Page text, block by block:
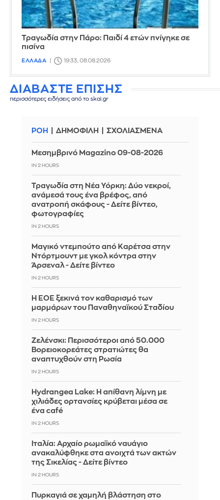
Τραγωδία στην Πάρο: Παιδί 4 ετών πνίγηκε σε
πισίνα
ΕΛΛΑΔΑ 19:33, 08.08.2026
ΔΙΑΒΑΣΤΕ ΕΠΙΣΗΣ
περισσότερες ειδήσεις από το skai.gr
ΡΟΗ ΔΗΜΟΦΙΛΗ ΣΧΟΛΙΑΣΜΕΝΑ
Μεσημβρινό Magazino 09-08-2026
IN 2 HOURS
Τραγωδία στη Νέα Υόρκη: Δύο νεκροί,
ανάμεσά τους ένα βρέφος, από
ανατροπή σκάφους - Δείτε βίντεο,
φωτογραφίες
IN 2 HOURS
Μαγικό ντεμπούτο από Καρέτσα στην
Ντόρτμουντ με γκολ κόντρα στην
Άρσεναλ - Δείτε βίντεο
IN 2 HOURS
Η ΕΟΕ ξεκινά τον καθαρισμό των
μαρμάρων του Παναθηναϊκού Σταδίου
IN 2 HOURS
Ζελένσκι: Περισσότεροι από 50.000
Βορειοκορεάτες στρατιώτες θα
αναπτυχθούν στη Ρωσία
IN 2 HOURS
Hydrangea Lake: Η απίθανη λίμνη με
χιλιάδες ορτανσίες κρύβεται μέσα σε
ένα café
IN 2 HOURS
Ιταλία: Αρχαίο ρωμαϊκό ναυάγιο
ανακαλύφθηκε στα ανοιχτά των ακτών
της Σικελίας - Δείτε βίντεο
IN 2 HOURS
Πυρκαγιά σε χαμηλή βλάστηση στο